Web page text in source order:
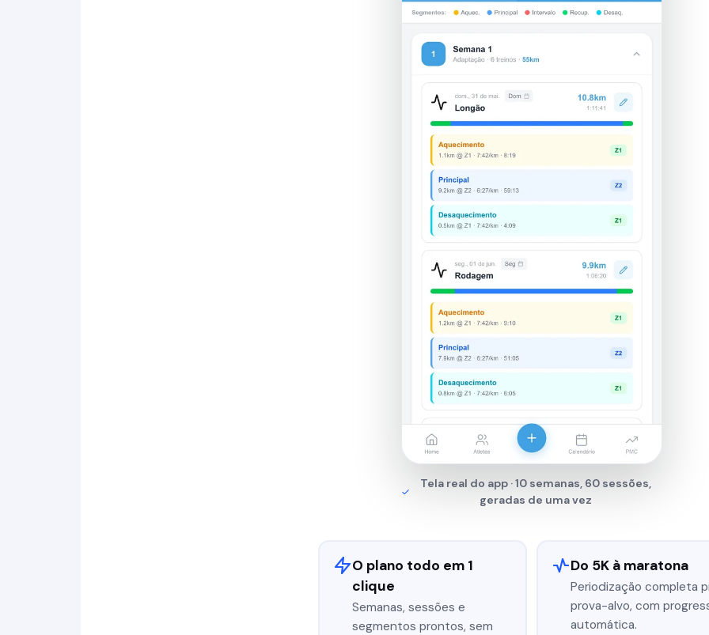
Tela real do app · 10 semanas, 60 sessões,
geradas de uma vez
O plano todo em 1
clique
Semanas, sessões e
segmentos prontos, sem
Do 5K à maratona
Periodização completa
prova-alvo, com
automática.